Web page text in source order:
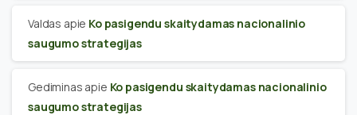
Valdas apie Ko pasigendu skaitydamas nacionalinio
saugumo strategijas
Gediminas apie Ko pasigendu skaitydamas nacionalinio
saugumo strategijas